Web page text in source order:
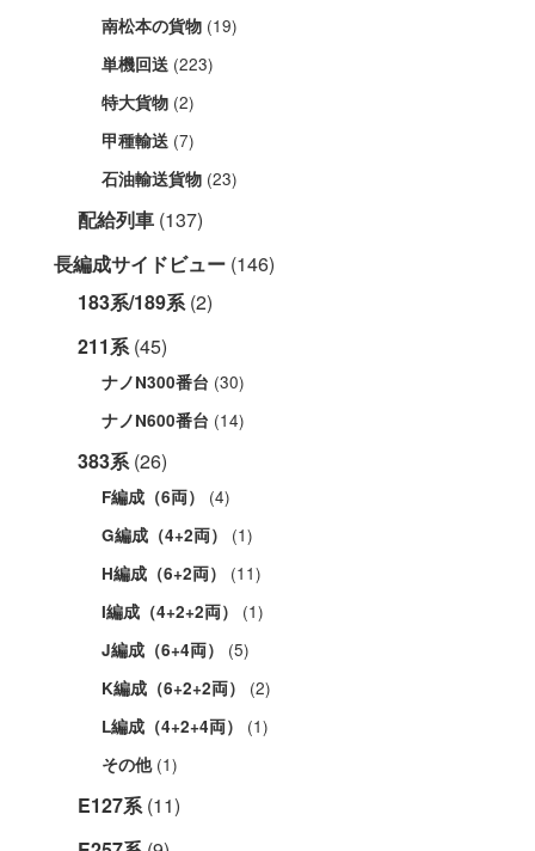
南松本の貨物 (19)
単機回送 (223)
特大貨物 (2)
甲種輸送 (7)
石油輸送貨物 (23)
配給列車 (137)
長編成サイドビュー (146)
183系/189系(2)
211系(45)
ナノN300番台 (30)
ナノN600番台 (14)
383系(26)
F編成（6両） (4)
G編成（4+2両） (1)
H編成（6+2両） (11)
I編成（4+2+2両） (1)
J編成（6+4両） (5)
K編成（6+2+2両） (2)
L編成（4+2+4両） (1)
その他(1)
E127系(11)